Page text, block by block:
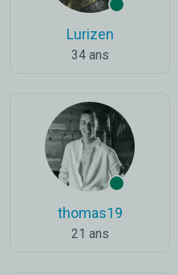
Lurizen
34 ans
thomas19
21 ans